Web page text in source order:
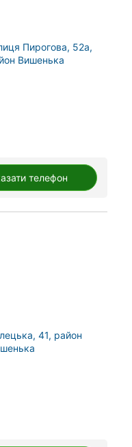
Пирогова, 52а,
Вишенька
телефон
41, район